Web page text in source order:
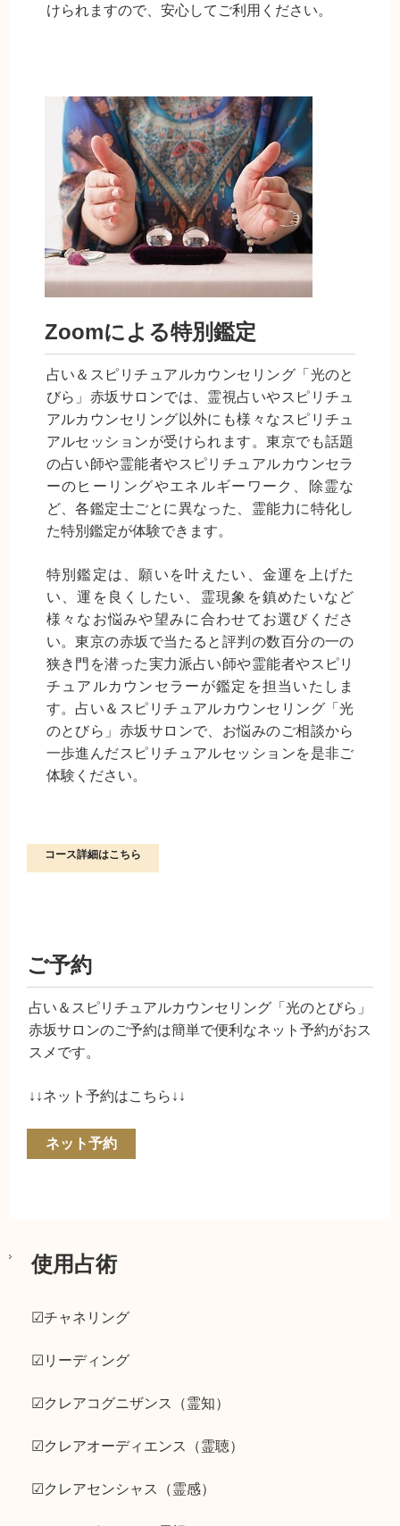
けられますので、安心してご利用ください。
Zoomによる特別鑑定
占い＆スピリチュアルカウンセリング「光のと
びら」赤坂サロンでは、霊視占いやスピリチュ
アルカウンセリング以外にも様々なスピリチュ
アルセッションが受けられます。東京でも話題
の占い師や霊能者やスピリチュアルカウンセラ
ーのヒーリングやエネルギーワーク、除霊な
ど、各鑑定士ごとに異なった、霊能力に特化し
た特別鑑定が体験できます。
特別鑑定は、願いを叶えたい、金運を上げた
い、運を良くしたい、霊現象を鎮めたいなど
様々なお悩みや望みに合わせてお選びくださ
い。東京の赤坂で当たると評判の数百分の一の
狭き門を潜った実力派占い師や霊能者やスピリ
チュアルカウンセラーが鑑定を担当いたしま
す。占い＆スピリチュアルカウンセリング「光
のとびら」赤坂サロンで、お悩みのご相談から
一歩進んだスピリチュアルセッションを是非ご
体験ください。
コース詳細はこちら
ご予約
占い＆スピリチュアルカウンセリング「光のとびら」
赤坂サロンのご予約は簡単で便利なネット予約がおス
スメです。
↓↓ネット予約はこちら↓↓
ネット予約
使用占術
☑チャネリング
☑リーディング
☑クレアコグニザンス（霊知）
☑クレアオーディエンス（霊聴）
☑クレアセンシャス（霊感）